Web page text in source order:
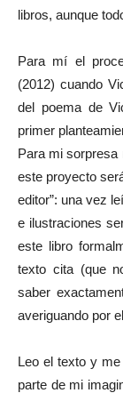
libros, aunque
Para mí el
(2012) cuando
del poema de
primer
Para mi sorpresa
este proyecto
editor”: una vez
e ilustraciones
este libro
texto cita (que
saber
averiguando por
Leo el texto y
parte de mi